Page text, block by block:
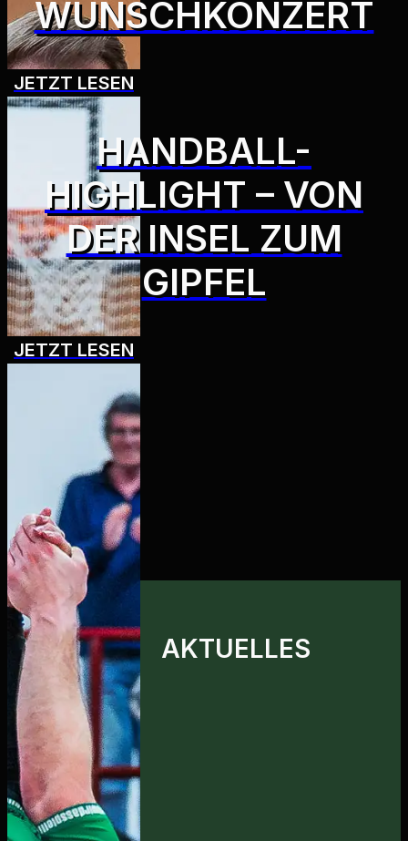
WUNSCHKONZERT
JETZT LESEN
HANDBALL-
HIGHLIGHT – VON
DER INSEL ZUM
GIPFEL
JETZT LESEN
AKTUELLES